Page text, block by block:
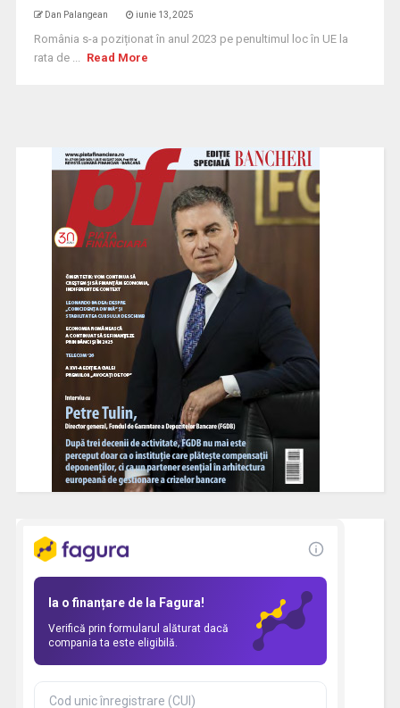
Dan Palangean iunie 13, 2025
România s-a poziționat în anul 2023 pe penultimul loc în UE la
rata de ... Read More